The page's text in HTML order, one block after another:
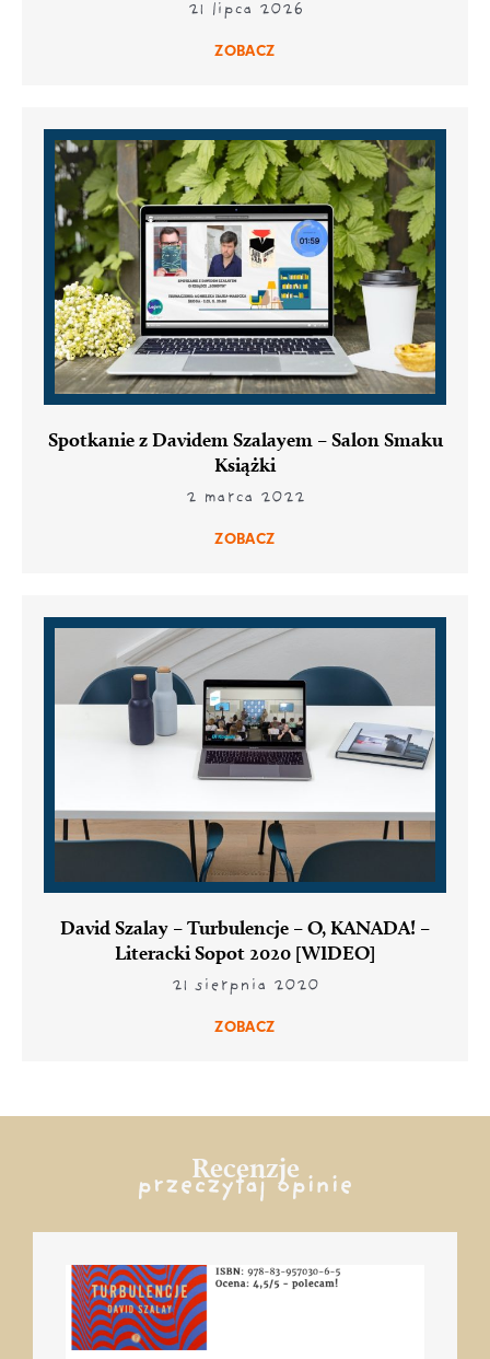
21 lipca 2026
ZOBACZ
Spotkanie z Davidem Szalayem – Salon Smaku
Książki
2 marca 2022
ZOBACZ
David Szalay – Turbulencje – O, KANADA! –
Literacki Sopot 2020 [WIDEO]
21 sierpnia 2020
ZOBACZ
Recenzje
przeczytaj opinie